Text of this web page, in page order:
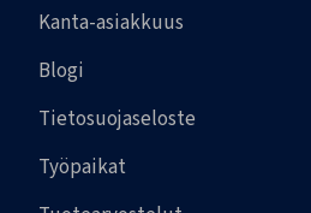
Kanta-asiakkuus
Blogi
Tietosuojaseloste
Työpaikat